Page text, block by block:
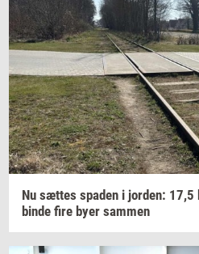
Nu sæt­tes spa­den i jor­den: 17,5
binde fire byer sam­men